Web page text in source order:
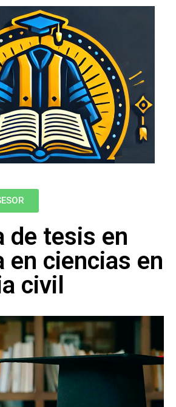
de tesis en
en ciencias en
civil